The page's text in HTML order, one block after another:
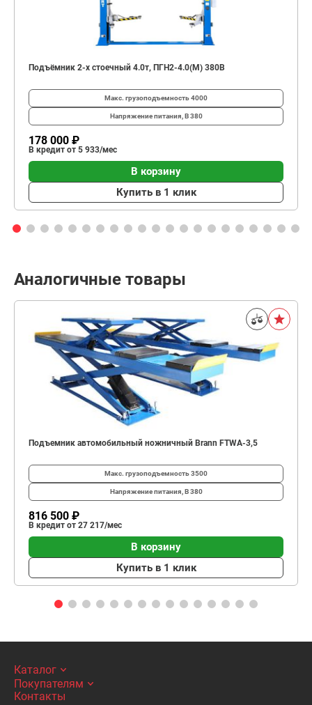
Подъёмник 2-х стоечный 4.0т, ПГН2-4.0(М) 380В
Макс. грузоподъемность4000
Напряжение питания, В380
178 000 ₽
В кредит от 5 933/мес
В корзину
Купить в 1 клик
Аналогичные товары
Подъемник автомобильный ножничный Brann FTWA-3,5
Макс. грузоподъемность3500
Напряжение питания, В380
816 500 ₽
В кредит от 27 217/мес
В корзину
Купить в 1 клик
Каталог
Покупателям
Контакты